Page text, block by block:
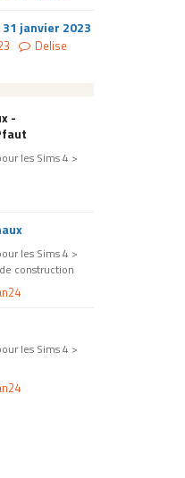
janvier 2023
Delise
-
les Sims 4 >
les Sims 4 >
construction
les Sims 4 >